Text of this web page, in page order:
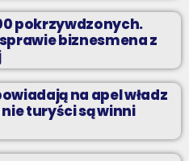
pokrzywdzonych.
biznesmena z
na apel władz
turyści są winni